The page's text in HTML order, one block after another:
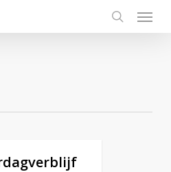
search
Menu